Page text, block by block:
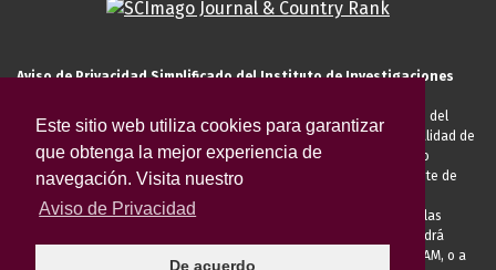
Este sitio web utiliza cookies para garantizar
que obtenga la mejor experiencia de
navegación. Visita nuestro
Aviso de Privacidad
De acuerdo
Aviso de Privacidad Simplificado del Instituto de Investigaciones
El Instituto de Investigaciones Estéticas de la UNAM, es responsable del
tratamiento de sus datos personales para el registro de usted en calidad de
alumno, docente, personal de la entidad académica, conferencista o
invitado externo (nacional o extranjero), visitante, proveedor o cliente de
anteriormente descritas u otras aquellas exigidas legalmente o por las
autoridades competentes podrá transferir sus datos personales. Podrá
ejercer sus derechos ARCO en la Unidad de Transparencia de la UNAM, o a